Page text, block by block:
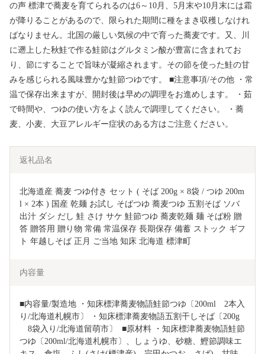
の声 標津で蕎麦を育てられるのは6～10月、5月末や10月末には霜
が降りることがあるので、限られた期間に種をまき収穫しなけれ
ばなりません。北国の厳しい気候の中で育った蕎麦です。又、川
に遡上した秋鮭で作る鮭節はグルタミン酸が豊富に含まれてお
り、節にすることで旨味が凝縮されます。その節を使った鮭の甘
みを感じられる風味豊かな鮭節つゆです。 ■注意事項/その他 ・常
温で保存出来ますが、開封後は早めの調理をお進めします。 ・茹
で時間や、つゆの使い方をよく読んで調理してください。 ・蕎
麦、小麦、大豆アレルギー症状のある方はご注意ください。
返礼品名
北海道産 蕎麦 つゆ付き セット ( そば 200g × 8袋 / つゆ 200m
l × 2本 ) 国産 乾麺 お試し そばつゆ 蕎麦つゆ 五割そば ソバ
出汁 ダシ だし 鮭 さけ サケ 鮭節つゆ 蕎麦乾麺 麺 そば粉 贈
答 贈答用 贈り物 常備 常温保存 長期保存 備蓄 ストック ギフ
ト 年越しそば 正月 ご当地 知床 北海道 標津町
内容量
■内容量/製造地 ・知床標津蕎麦物語鮭節つゆ〔200ml　2本入
り/北海道札幌市〕 ・知床標津蕎麦物語五割干しそば〔200g
8袋入り/北海道留萌市〕  ■原材料 ・知床標津蕎麦物語鮭節
つゆ〔200ml/北海道札幌市〕、しょうゆ、砂糖、鰹節調味エ